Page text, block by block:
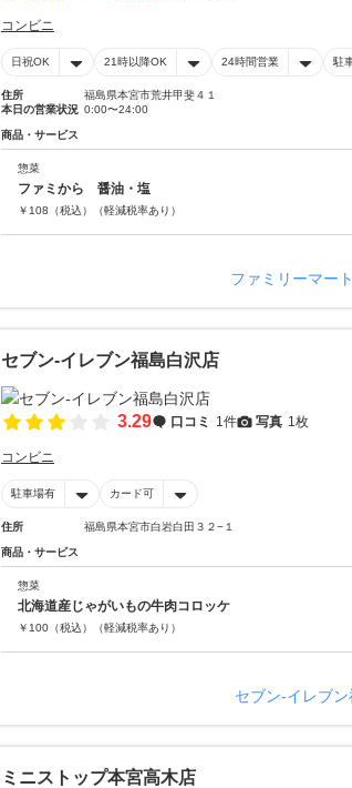
コンビニ
日祝OK 21時以降OK 24時間営業 駐
住所
福島県本宮市荒井甲斐４１
本日の営業状況 0:00〜24:00
商品・サービス
惣菜
ファミから 醤油・塩
￥ 108 （税込） （軽減税率あり）
ファミリーマー
セブン‐イレブン福島白沢店
3.29 口コミ 1件 写真 1枚
コンビニ
駐車場有 カード可
住所 福島県本宮市白岩白田３２−１
商品・サービス
惣菜
北海道産じゃがいもの牛肉コロッケ
￥ 100 （税込） （軽減税率あり）
セブン‐イレブ
ミニストップ本宮高木店